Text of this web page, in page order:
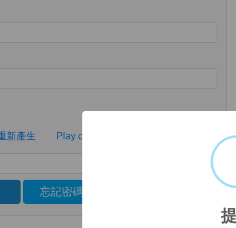
address
your password
新產生
Play captcha audio
in the image above
忘記密碼